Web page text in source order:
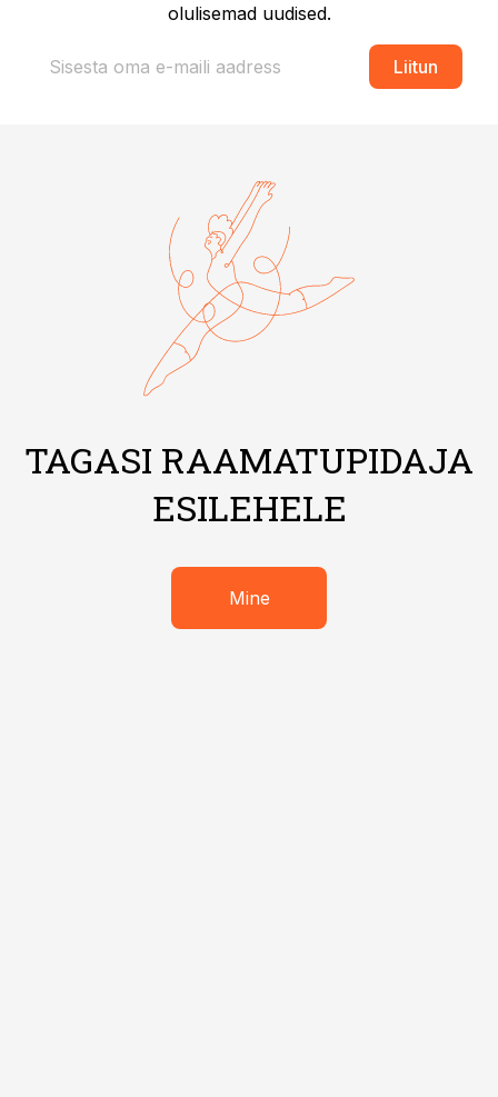
olulisemad uudised.
Liitun
TAGASI RAAMATUPIDAJA
ESILEHELE
Mine